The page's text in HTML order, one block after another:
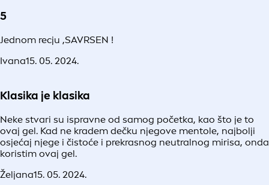
5
Jednom recju ,SAVRSEN !
Ivana15. 05. 2024.
Klasika je klasika
Neke stvari su ispravne od samog početka, kao što je to
ovaj gel. Kad ne kradem dečku njegove mentole, najbolji
osjećaj njege i čistoće i prekrasnog neutralnog mirisa, onda
koristim ovaj gel.
Željana15. 05. 2024.